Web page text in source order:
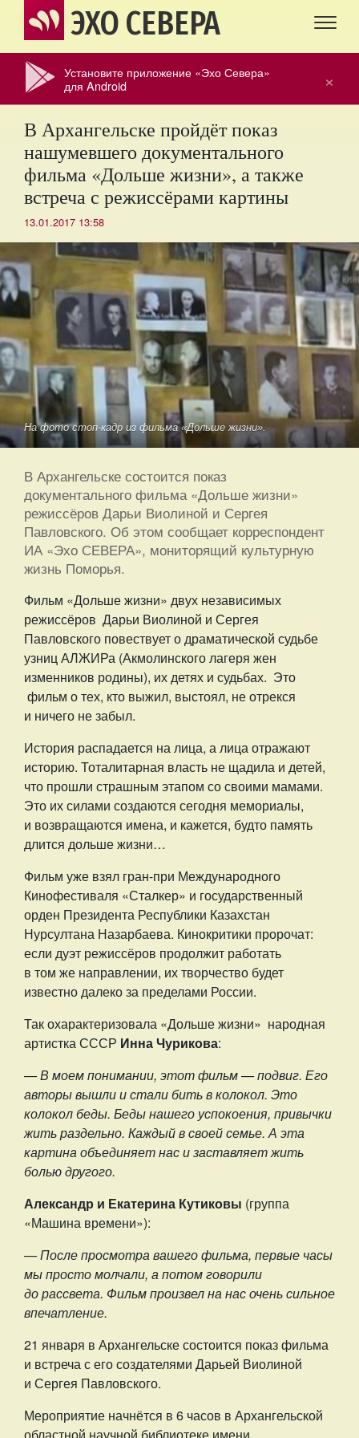
ЭХО СЕВЕРА
×
Установите приложение «Эхо Севера»
для Android
В Архангельске пройдёт показ
нашумевшего документального
фильма «Дольше жизни», а также
встреча с режиссёрами картины
13.01.2017 13:58
На фото стоп-кадр из фильма «Дольше жизни».
В Архангельске состоится показ
документального фильма «Дольше жизни»
режиссёров Дарьи Виолиной и Сергея
Павловского. Об этом сообщает корреспондент
ИА «Эхо СЕВЕРА», мониторящий культурную
жизнь Поморья.
Фильм «Дольше жизни» двух независимых
режиссёров Дарьи Виолиной и Сергея
Павловского повествует о драматической судьбе
узниц АЛЖИРа (Акмолинского лагеря жен
изменников родины), их детях и судьбах. Это
фильм о тех, кто выжил, выстоял, не отрекся
и ничего не забыл.
История распадается на лица, а лица отражают
историю. Тоталитарная власть не щадила и детей,
что прошли страшным этапом со своими мамами.
Это их силами создаются сегодня мемориалы,
и возвращаются имена, и кажется, будто память
длится дольше жизни…
Фильм уже взял гран-при Международного
Кинофестиваля «Сталкер» и государственный
орден Президента Республики Казахстан
Нурсултана Назарбаева. Кинокритики пророчат:
если дуэт режиссёров продолжит работать
в том же направлении, их творчество будет
известно далеко за пределами России.
Так охарактеризовала «Дольше жизни» народная
артистка СССР Инна Чурикова:
— В моем понимании, этот фильм — подвиг. Его
авторы вышли и стали бить в колокол. Это
колокол беды. Беды нашего успокоения, привычки
жить раздельно. Каждый в своей семье. А эта
картина объединяет нас и заставляет жить
болью другого.
Александр и Екатерина Кутиковы (группа
«Машина времени»):
— После просмотра вашего фильма, первые часы
мы просто молчали, а потом говорили
до рассвета. Фильм произвел на нас очень сильное
впечатление.
21 января в Архангельске состоится показ фильма
и встреча с его создателями Дарьей Виолиной
и Сергея Павловского.
Мероприятие начнётся в 6 часов в Архангельской